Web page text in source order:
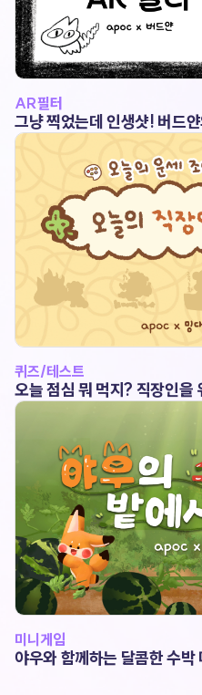
AR필터
그냥 찍었는데 인생샷! 버드
드얀)
퀴즈/테스트
오늘 점심 뭐 먹지? 직장인
다람그림일기)
미니게임
야우와 함께하는 달콤한 수